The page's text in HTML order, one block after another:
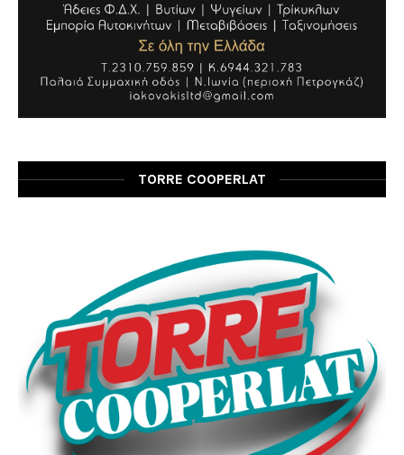
TORRE COOPERLAT